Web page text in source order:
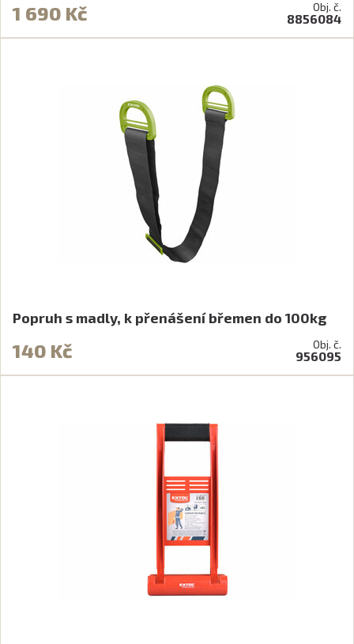
1 690 Kč Obj. č.
8856084
Popruh s madly, k přenášení břemen do 100kg
140 Kč Obj. č.
956095